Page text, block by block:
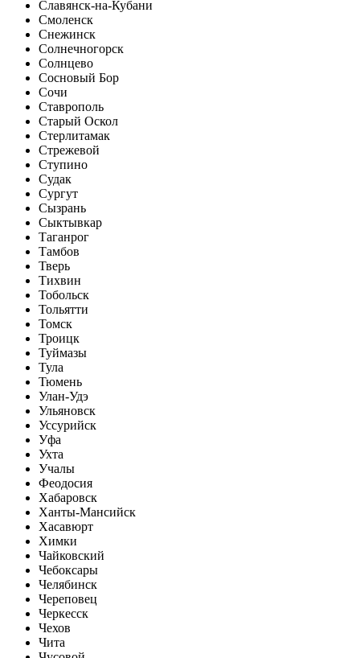
Славянск-на-Кубани
Смоленск
Снежинск
Солнечногорск
Солнцево
Сосновый Бор
Сочи
Ставрополь
Старый Оскол
Стерлитамак
Стрежевой
Ступино
Судак
Сургут
Сызрань
Сыктывкар
Таганрог
Тамбов
Тверь
Тихвин
Тобольск
Тольятти
Томск
Троицк
Туймазы
Тула
Тюмень
Улан-Удэ
Ульяновск
Уссурийск
Уфа
Ухта
Учалы
Феодосия
Хабаровск
Ханты-Мансийск
Хасавюрт
Химки
Чайковский
Чебоксары
Челябинск
Череповец
Черкесск
Чехов
Чита